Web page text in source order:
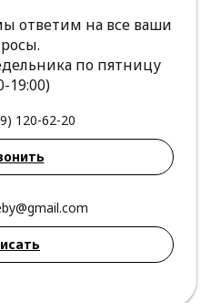
ответим на все ваши
по пятницу
19:00)
120-62-20